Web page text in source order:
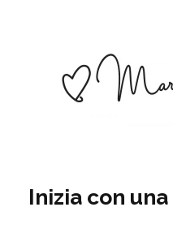
Inizia con